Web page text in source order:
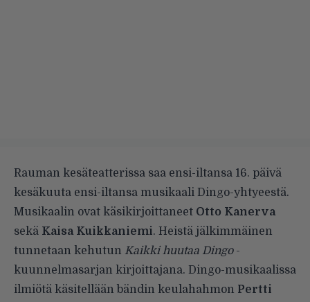
Rauman kesäteatterissa saa ensi-iltansa 16. päivä
kesäkuuta ensi-iltansa musikaali Dingo-yhtyeestä.
Musikaalin ovat käsikirjoittaneet Otto Kanerva
sekä Kaisa Kuikkaniemi. Heistä jälkimmäinen
tunnetaan kehutun Kaikki huutaa Dingo-
kuunnelmasarjan kirjoittajana. Dingo-musikaalissa
ilmiötä käsitellään bändin keulahahmon Pertti